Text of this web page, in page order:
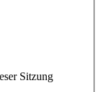
Sitzung